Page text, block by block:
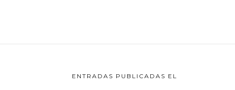
ENTRADAS PUBLICADAS EL